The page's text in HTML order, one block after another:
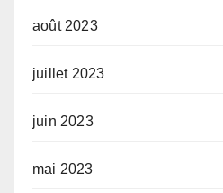
août 2023
juillet 2023
juin 2023
mai 2023